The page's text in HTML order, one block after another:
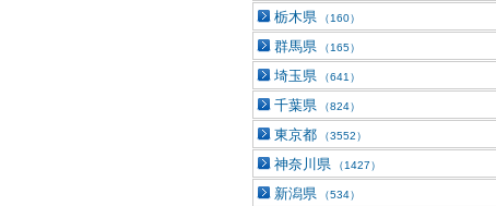
栃木県 （160）
群馬県 （165）
埼玉県 （641）
千葉県 （824）
東京都 （3552）
神奈川県 （1427）
新潟県 （534）